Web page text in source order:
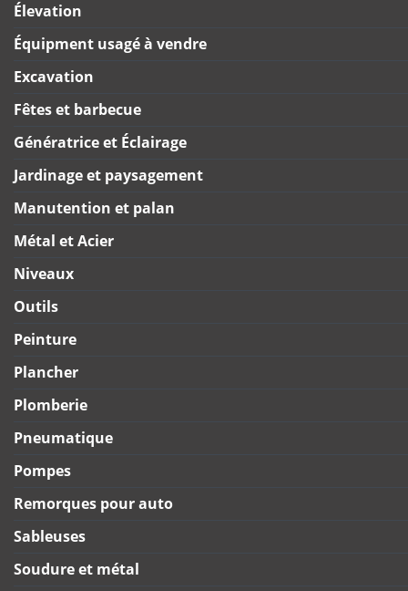
Élevation
Équipment usagé à vendre
Excavation
Fêtes et barbecue
Génératrice et Éclairage
Jardinage et paysagement
Manutention et palan
Métal et Acier
Niveaux
Outils
Peinture
Plancher
Plomberie
Pneumatique
Pompes
Remorques pour auto
Sableuses
Soudure et métal